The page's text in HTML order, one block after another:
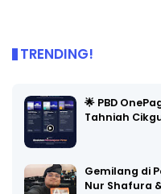
TRENDING!
🌟 PBD
Tahniah
Gemilang di
Nur Shafura